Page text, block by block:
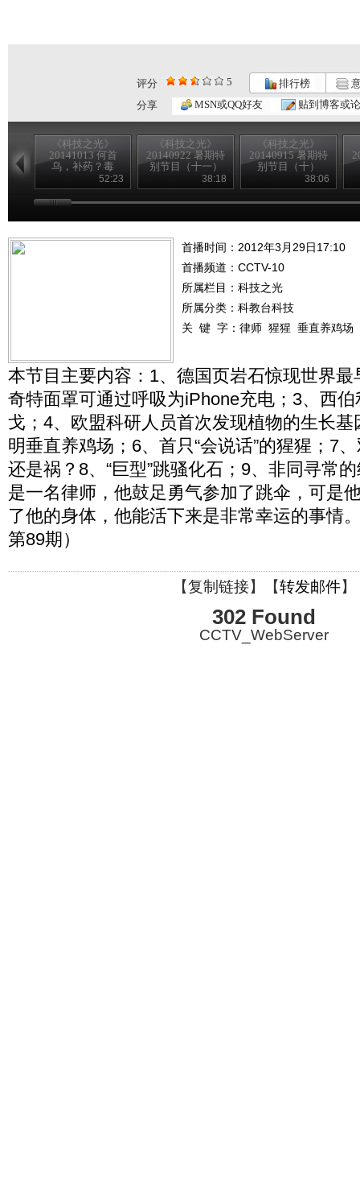
评分 5 排行榜
分享
MSN或QQ好友 贴到博客或
《科技之光》
20141013 何首
乌，补药？毒
52:23
《科技之光》
20140922 暑期特
别节目（十一）
38:18
《科技之光》
20140915 暑期特
别节目（十）
38:06
首播时间：2012年3月29日17:10
首播频道： CCTV-10
所属栏目： 科技之光
所属分类：科教台科技
关 键 字： 律师 猩猩 垂直养鸡场
本节目主要内容：1、德国页岩石惊现世界
奇特面罩可通过呼吸为iPhone充电；3、西
戈；4、欧盟科研人员首次发现植物的生长
明垂直养鸡场；6、首只“会说话”的猩猩；7
还是祸？8、“巨型”跳骚化石；9、非同寻常
是一名律师，他鼓足勇气参加了跳伞，可是
了他的身体，他能活下来是非常幸运的事情
第89期）
【复制链接】【转发邮件】
302 Found
CCTV_WebServer